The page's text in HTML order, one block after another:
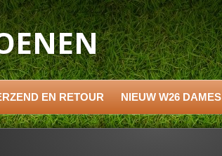
EN RETOUR NIEUW W26 DAMES